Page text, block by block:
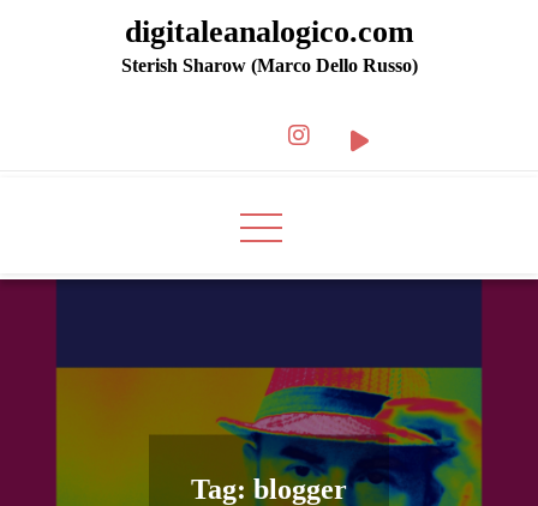
digitaleanalogico.com
Sterish Sharow (Marco Dello Russo)
Tag:blogger